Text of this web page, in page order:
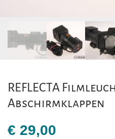
REFLECTA
Abschirmklappen
€ 29,00